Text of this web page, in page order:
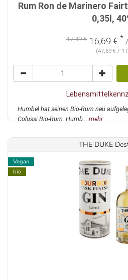
Rum Ron de Marinero
0,35l,
17,49 € 16,69 € *
(47,69 € / 1
Humbel hat seinen Bio-Rum neu
Colussi Bio-Rum. Humb... mehr
THE DUKE
Vegan
bio